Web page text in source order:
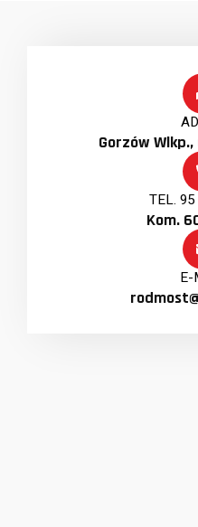
Gorzów
TEL.
Kom.
E-